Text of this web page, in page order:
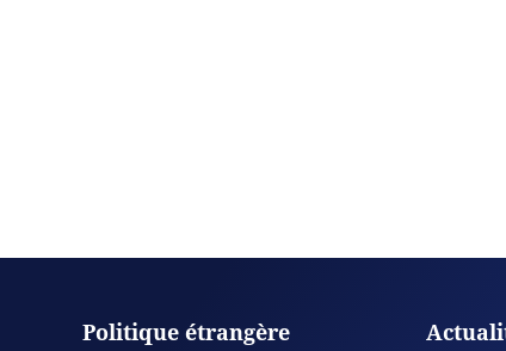
Politique étrangère